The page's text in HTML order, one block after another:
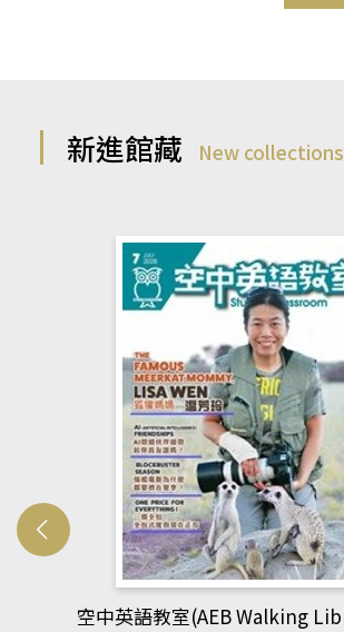
新進館藏 New collections
網管人(kono平台)